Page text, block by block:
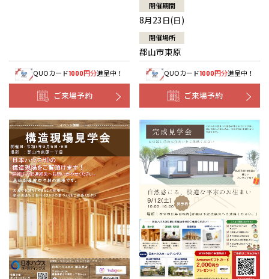
QUOカード1000円分進呈中！
ご来場予約
開催期間
8月23日(日)
開催場所
郡山市東原
QUOカード1000円分進呈中！
ご来場予約